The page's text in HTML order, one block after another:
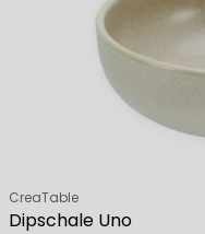
Dipschale Uno
Verkäufer:
CreaTable